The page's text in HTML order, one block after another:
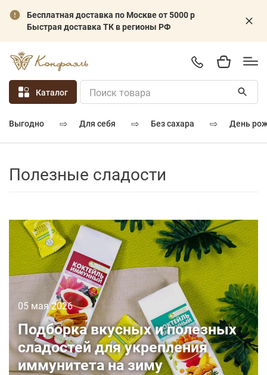
Бесплатная доставка по Москве от 5000 р
Быстрая доставка ТК в регионы РФ
Каталог
выгодно ⇨ для себя ⇨ без сахара ⇨ день
Полезные сладости
05 мая 2026
Подборка вкусных и полезных
сладостей для укрепления
иммунитета на зиму